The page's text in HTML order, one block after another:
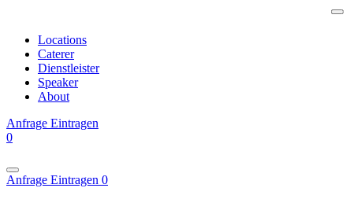
Locations
Caterer
Dienstleister
Speaker
About
Anfrage Eintragen
0
Anfrage Eintragen 0